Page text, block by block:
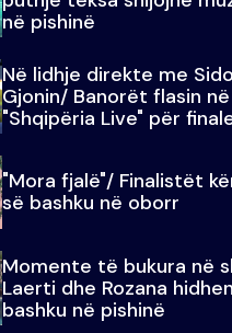
në pishinë
Në lidhje direkte me
Gjonin/ Banorët flasin në
"Shqipëria Live" për
madhe
"Mora fjalë"/ Finalistët
së bashku në oborr
Momente të bukura në
Laerti dhe Rozana
bashku në pishinë